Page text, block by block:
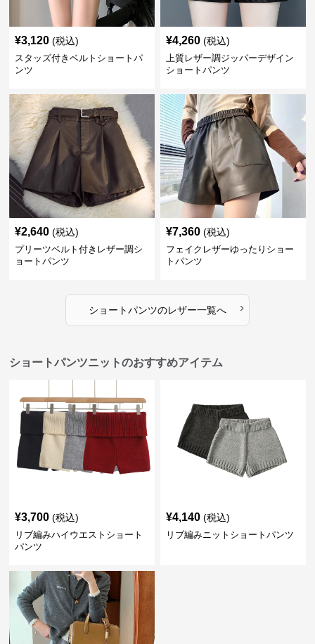
¥3,120 (税込)
スタッズ付きベルトショートパ
ンツ
¥4,260 (税込)
上質レザー調ジッパーデザイン
ショートパンツ
¥2,640 (税込)
プリーツベルト付きレザー調シ
ョートパンツ
¥7,360 (税込)
フェイクレザーゆったりショー
トパンツ
ショートパンツのレザー一覧へ ›
ショートパンツニットのおすすめアイテム
¥3,700 (税込)
リブ編みハイウエストショート
パンツ
¥4,140 (税込)
リブ編みニットショートパンツ